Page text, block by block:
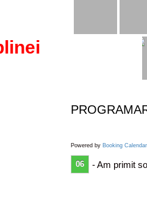
Powered by Booking Calendar
06 - Am primit